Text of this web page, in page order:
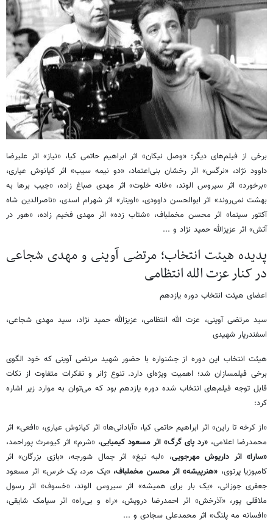
برخی از فیلم‌های دیگر: «وصل نیکان» اثر ابراهیم حاتمی کیا، «نیاز» اثر علیرضا
داوود نژاد، «نرگس» اثر رخشان بنی‌اعتماد، «دو نیمه سیب» اثر کیانوش عیاری،
«برخورد» اثر سیروس الوند، «خانه خلوت» اثر مهدی صباغ زاده، «جیب برها به
بهشت نمی‌روند» اثر ابوالحسن داوودی، «اوینار» اثر شهرام اسدی، «ناصرالدین شاه
آکتور سینما» اثر محسن مخملباف، «شتاب زده» اثر مهدی فخیم زاده، «هور در
آتش» اثر عزیزالله حمید نژاد و ...
پدیده هیئت انتخاب؛ مرتضی آوینی و مهدی شجاعی
در کنار عزت الله انتظامی
اعضای هیئت انتخاب دوره یازدهم
سید مرتضی آوینی، عزت الله انتظامی، عزیزالله حمید نژاد، سید مهدی شجاعی،
اسفندریار شهیدی
هیئت انتخاب این دوره از جشنواره با حضور شهید مرتضی آوینی که خود الگوی
برخی فیلمسازان شد؛ اهمیت ویژه‌ای دارد. تنوع ژانر و تفکرات متفاوت از نکات
قابل توجه فیلم‌های انتخاب شده دوره یازدهم بود که می‌توان به موارد زیر اشاره
کرد:
«از کرخه تا راین» اثر ابراهیم حاتمی کیا، «آبادانی‌ها» اثر کیانوش عیاری، «افعی» اثر
محمدرضا اعلامی، «رد پای گرگ» اثر مسعود کیمیایی، «شرم» اثر کیومرث پوراحمد،
«سارا» اثر داریوش مهرجویی، «لبه تیغ» اثر جمال شورجه، «بازی بزرگان» اثر
کامبوزیا پرتوی، «هنرپیشه» اثر محسن مخملباف، «یک مرد، یک خرس» اثر مسعود
جعفری جوزانی، «یک بار برای همیشه» اثر سیروس الوند، «خسوف» اثر رسول
ملاقلی پور، «آذرخش» اثر احمدرضا درویش، «راه و بی‌راه» اثر سیامک شایقی،
«افسانه مه پلنگ» اثر محمدعلی سجادی و ...